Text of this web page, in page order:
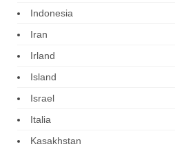
Indonesia
Iran
Irland
Island
Israel
Italia
Kasakhstan